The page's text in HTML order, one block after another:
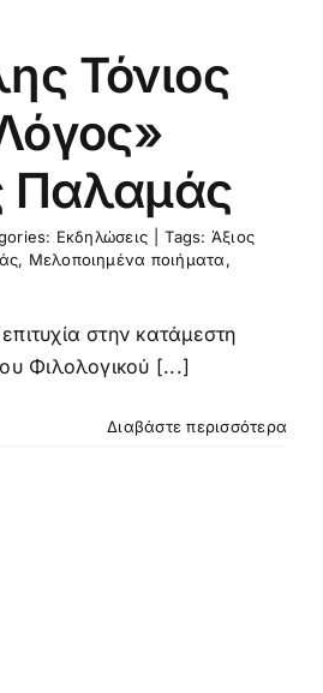
Τόνιος
Παλαμάς
Εκδηλώσεις Tags: Άξιος
, Μελοποιημένα ποιήματα,
στην κατάμεστη
Φιλολογικού [...]
Διαβάστε περισσότερα